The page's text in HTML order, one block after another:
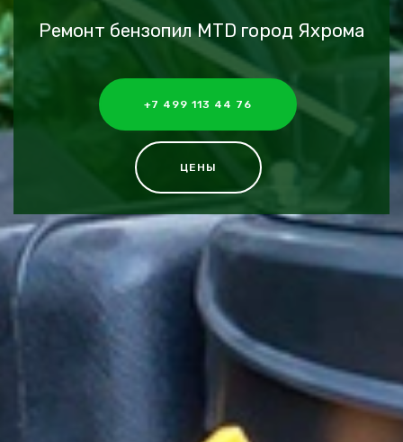
Ремонт бензопил MTD город Яхрома
+7 499 113 44 76
ЦЕНЫ